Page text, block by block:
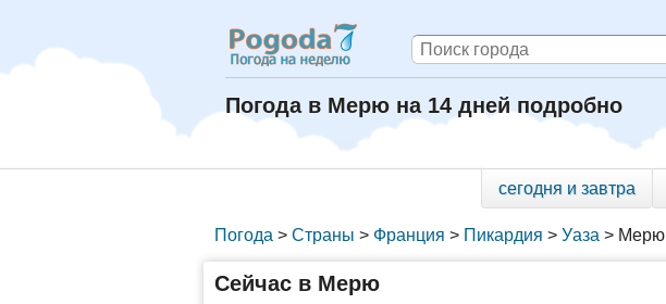
Погода в Мерю на 14 дней подробно
сегодня и завтра
Погода > Страны > Франция > Пикардия > Уаза > Мерю
Сейчас в Мерю